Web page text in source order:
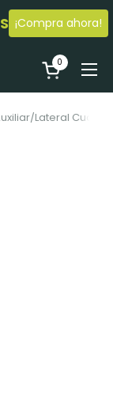
en el
¡Compra ahora!
Abrir
0
Lateral